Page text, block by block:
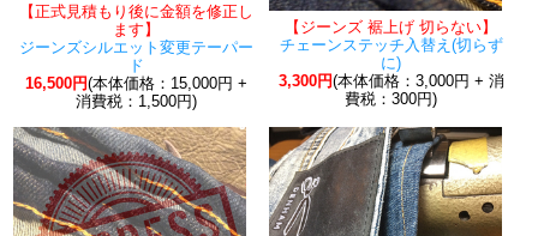
【正式見積もり後に金額を修正し
ます】
ジーンズシルエット変更テーパー
ド
16,500円(本体価格：15,000円 +
消費税：1,500円)
【ジーンズ 裾上げ 切らない】
チェーンステッチ入替え(切らず
に)
3,300円(本体価格：3,000円 + 消
費税：300円)